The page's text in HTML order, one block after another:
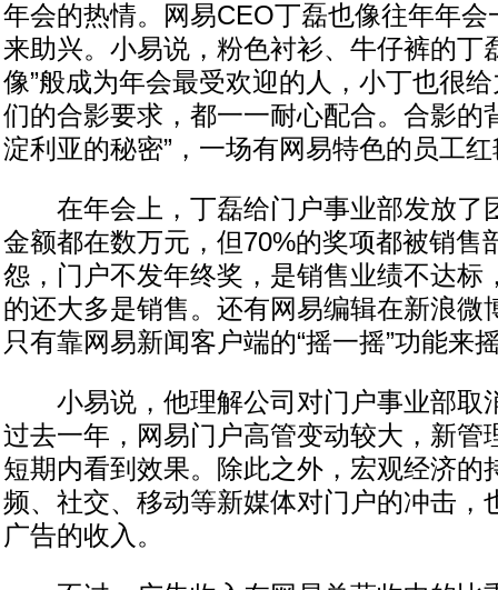
年会的热情。网易CEO丁磊也像往年年
来助兴。小易说，粉色衬衫、牛仔裤的丁
像”般成为年会最受欢迎的人，小丁也很
们的合影要求，都一一耐心配合。合影的
淀利亚的秘密”，一场有网易特色的员工
在年会上，丁磊给门户事业部发放了
金额都在数万元，但70%的奖项都被销售
怨，门户不发年终奖，是销售业绩不达标
的还大多是销售。还有网易编辑在新浪微
只有靠网易新闻客户端的“摇一摇”功能来
小易说，他理解公司对门户事业部取
过去一年，网易门户高管变动较大，新管
短期内看到效果。除此之外，宏观经济的
频、社交、移动等新媒体对门户的冲击，
广告的收入。